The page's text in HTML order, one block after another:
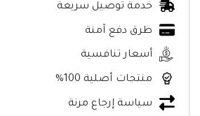
خدمة توصيل سريعة
طرق دفع آمنة
أسعار تنافسية
منتجات أصلية 100%
سياسة إرجاع مرنة